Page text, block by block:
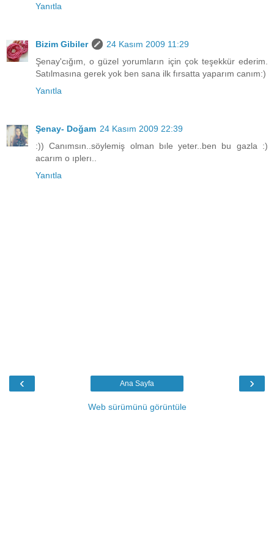
Yanıtla
Bizim Gibiler
24 Kasım 2009 11:29
Şenay'cığım, o güzel yorumların için çok teşekkür ederim.
Satılmasına gerek yok ben sana ilk fırsatta yaparım canım:)
Yanıtla
Şenay- Doğam 24 Kasım 2009 22:39
:)) Canımsın..söylemiş olman bıle yeter..ben bu gazla :)
acarım o ıplerı..
Yanıtla
‹ ›
Ana Sayfa
Web sürümünü görüntüle